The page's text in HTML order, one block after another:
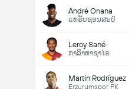
André Onana
ແທຣັບຊອນສະປໍ
Leroy Sané
ກາລິາທາຊາໄຣ
Martín Rodríguez
Erzurumspor FK